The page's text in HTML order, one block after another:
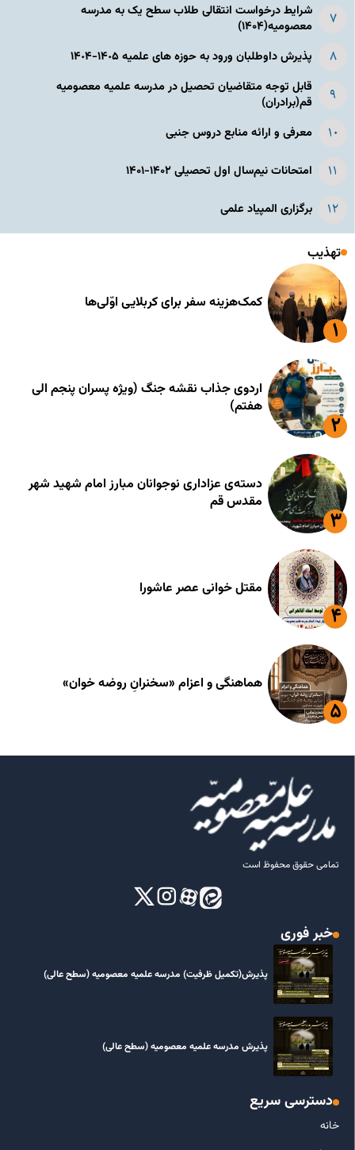
شرایط درخواست انتقالی طلاب سطح یک به مدرسه
معصومیه(۱۴۰۴)
پذیرش داوطلبان ورود به حوزه های علمیه ١۴٠۵-١۴٠۴
قابل توجه متقاضیان تحصیل در مدرسه علمیه معصومیه
قم(برادران)
معرفی و ارائه منابع دروس جنبی
امتحانات نیم‌سال اول تحصیلی ۱۴۰۲-۱۴۰۱
برگزاری المپیاد علمی
تهذیب
کمک‌هزینه سفر برای کربلایی اوّلی‌ها
اردوی جذاب نقشه جنگ (ویژه پسران پنجم الی
هفتم)
دسته‌ی عزاداری نوجوانان مبارز امام شهید شهر
مقدس قم
مقتل خوانی عصر عاشورا
هماهنگی و اعزام «سخنرانِ روضه خوان»
تمامی حقوق محفوظ است
خبر فوری
پذیرش(تکمیل ظرفیت) مدرسه علمیه معصومیه‌ (سطح عالی)
پذیرش مدرسه علمیه معصومیه‌ (سطح عالی)
دسترسی سریع
خانه